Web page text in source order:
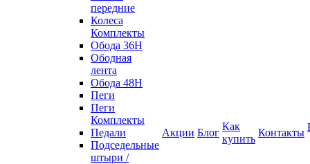
передние
Колеса
Комплекты
Обода 36H
Ободная
лента
Обода 48H
Пеги
Пеги
Комплекты
Педали
Подседельные
штыри /
Акции Блог
Как
купить
Контакты